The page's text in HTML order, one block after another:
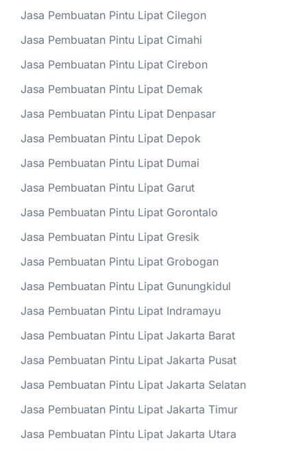
Jasa Pembuatan Pintu Lipat Cilegon
Jasa Pembuatan Pintu Lipat Cimahi
Jasa Pembuatan Pintu Lipat Cirebon
Jasa Pembuatan Pintu Lipat Demak
Jasa Pembuatan Pintu Lipat Denpasar
Jasa Pembuatan Pintu Lipat Depok
Jasa Pembuatan Pintu Lipat Dumai
Jasa Pembuatan Pintu Lipat Garut
Jasa Pembuatan Pintu Lipat Gorontalo
Jasa Pembuatan Pintu Lipat Gresik
Jasa Pembuatan Pintu Lipat Grobogan
Jasa Pembuatan Pintu Lipat Gunungkidul
Jasa Pembuatan Pintu Lipat Indramayu
Jasa Pembuatan Pintu Lipat Jakarta Barat
Jasa Pembuatan Pintu Lipat Jakarta Pusat
Jasa Pembuatan Pintu Lipat Jakarta Selatan
Jasa Pembuatan Pintu Lipat Jakarta Timur
Jasa Pembuatan Pintu Lipat Jakarta Utara